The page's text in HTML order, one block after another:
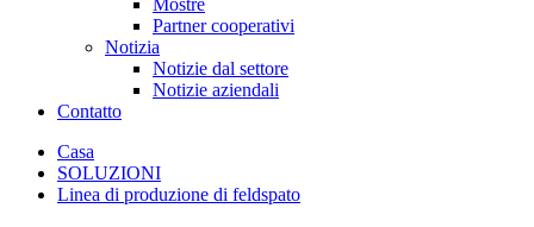
Mostre
Partner cooperativi
Notizia
Notizie dal settore
Notizie aziendali
Contatto
Casa
SOLUZIONI
Linea di produzione di feldspato